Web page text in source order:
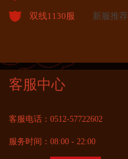
双线1130服 新服推荐
客服中心
客服电话：0512-57722602
服务时间：08:00 - 22:00